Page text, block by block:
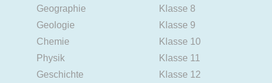
Geographie
Geologie
Chemie
Physik
Geschichte
Klasse 8
Klasse 9
Klasse 10
Klasse 11
Klasse 12